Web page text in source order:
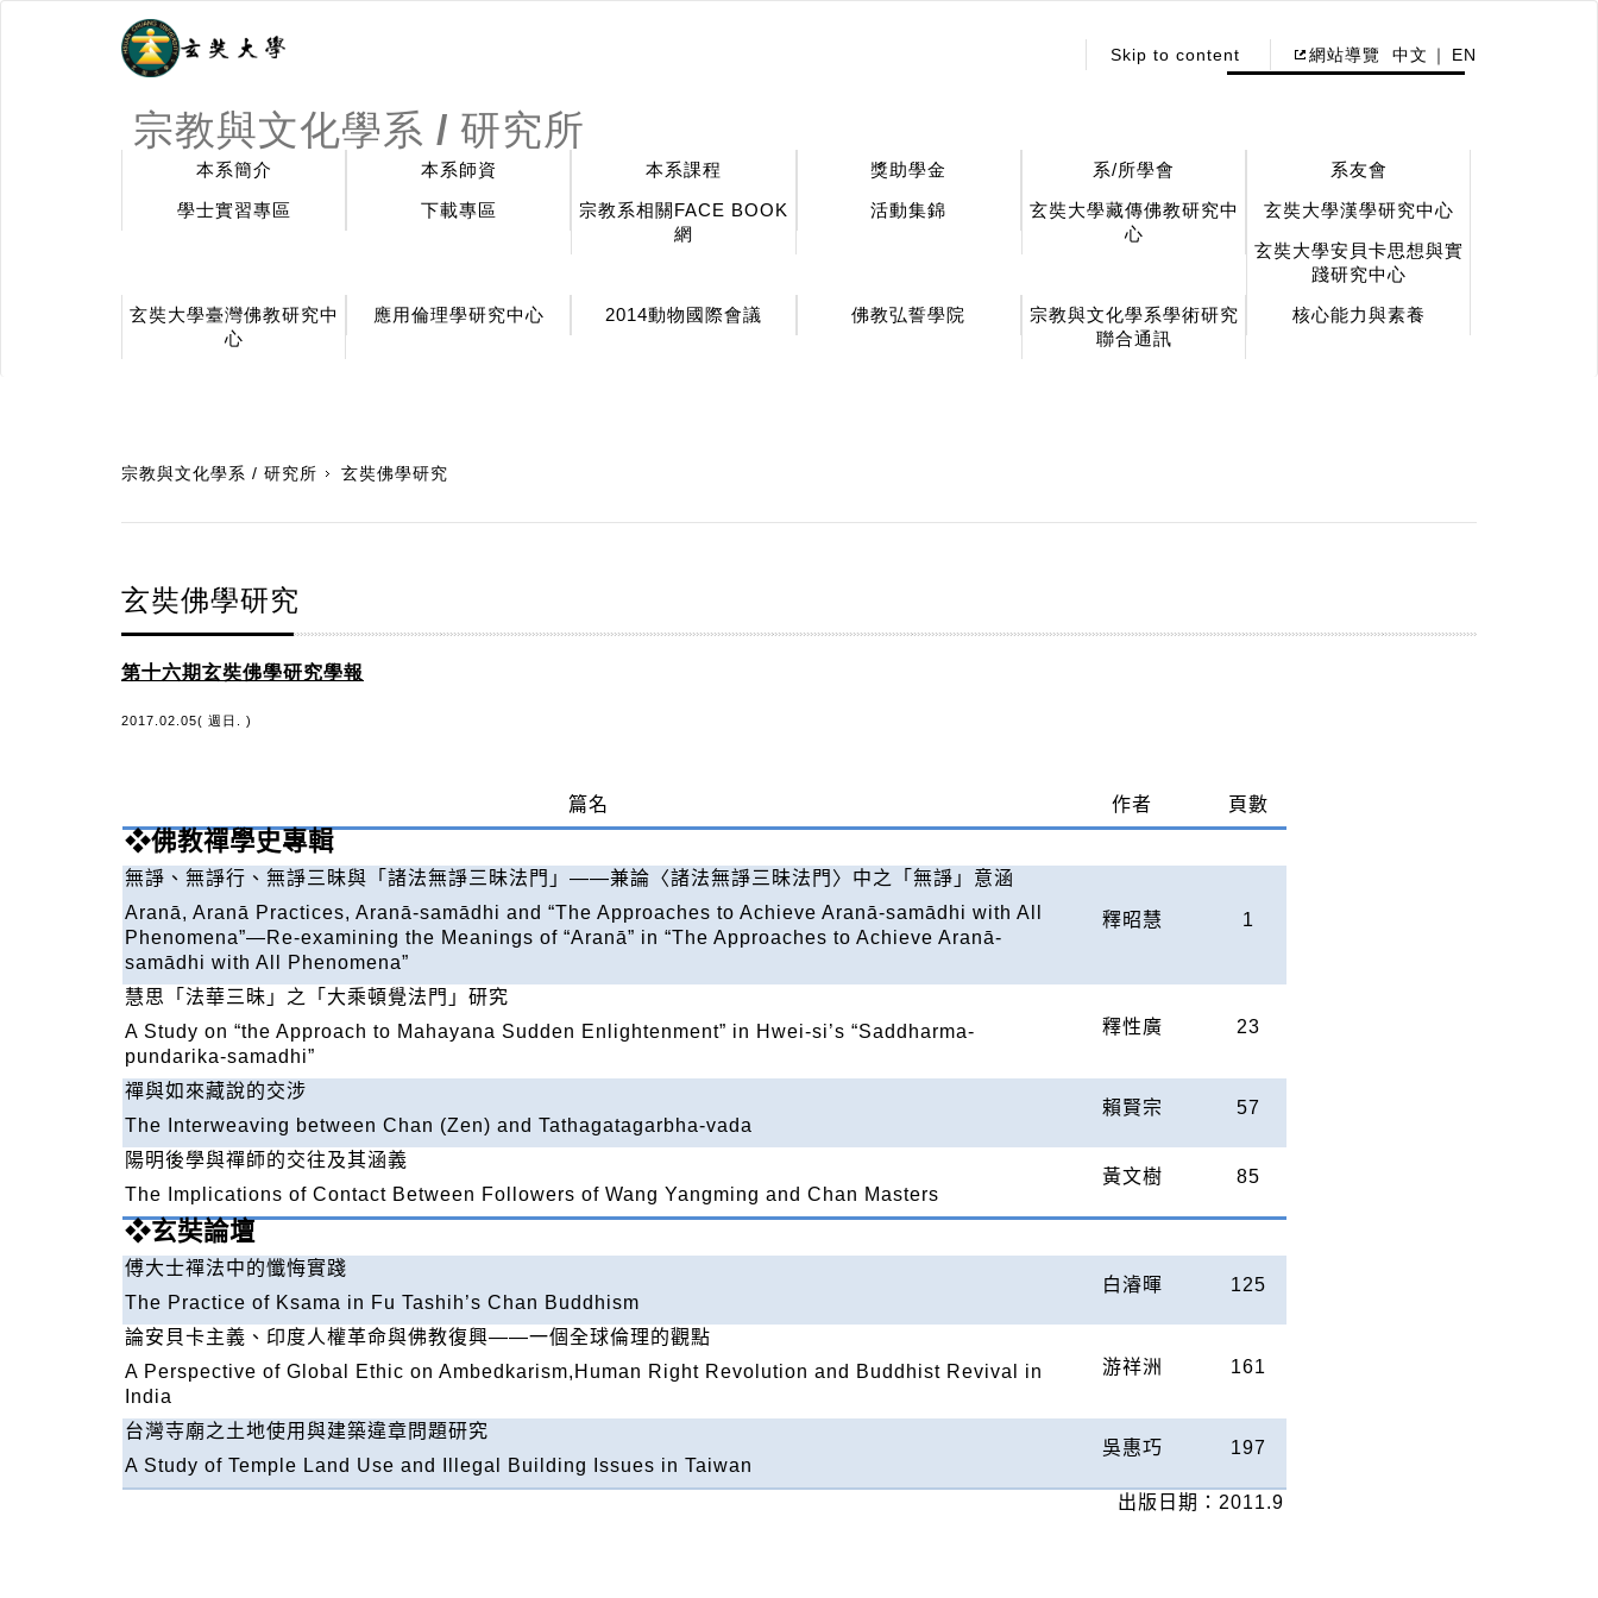
宗教與文化學系 / 研究所
Skip to content 網站導覽 中文 EN
本系簡介 本系師資 本系課程 獎助學金 系/所學會
系友會
學士實習專區
下載專區
宗教系相關FACE BOOK
網
活動集錦
玄奘大學藏傳佛教研究中
心
玄奘大學漢學研究中心
玄奘大學安貝卡思想與實
踐研究中心
玄奘大學臺灣佛教研究中
心
應用倫理學研究中心 2014動物國際會議 佛教弘誓學院
宗教與文化學系學術研究
聯合通訊
核心能力與素養
宗教與文化學系 / 研究所 玄奘佛學研究
玄奘佛學研究
第十六期玄奘佛學研究學報
2017.02.05( 週日. )
篇名 作者 頁數
❖佛教禪學史專輯
無諍、無諍行、無諍三昧與「諸法無諍三昧法門」——兼論〈諸法無諍三昧法門〉中之「無諍」意涵
Aranā, Aranā Practices, Aranā-samādhi and “The Approaches to Achieve Aranā-samādhi with All
Phenomena”—Re-examining the Meanings of “Aranā” in “The Approaches to Achieve Aranā-
samādhi with All Phenomena”
釋昭慧 1
慧思「法華三昧」之「大乘頓覺法門」研究
A Study on “the Approach to Mahayana Sudden Enlightenment” in Hwei-si’s “Saddharma-
pundarika-samadhi”
釋性廣 23
禪與如來藏說的交涉
The Interweaving between Chan (Zen) and Tathagatagarbha-vada
賴賢宗 57
陽明後學與禪師的交往及其涵義
The Implications of Contact Between Followers of Wang Yangming and Chan Masters
黃文樹 85
❖玄奘論壇
傅大士禪法中的懺悔實踐
The Practice of Ksama in Fu Tashih’s Chan Buddhism
白濬暉 125
論安貝卡主義、印度人權革命與佛教復興——一個全球倫理的觀點
A Perspective of Global Ethic on Ambedkarism,Human Right Revolution and Buddhist Revival in
India
游祥洲 161
台灣寺廟之土地使用與建築違章問題研究
A Study of Temple Land Use and Illegal Building Issues in Taiwan
吳惠巧 197
出版日期： 2011.9